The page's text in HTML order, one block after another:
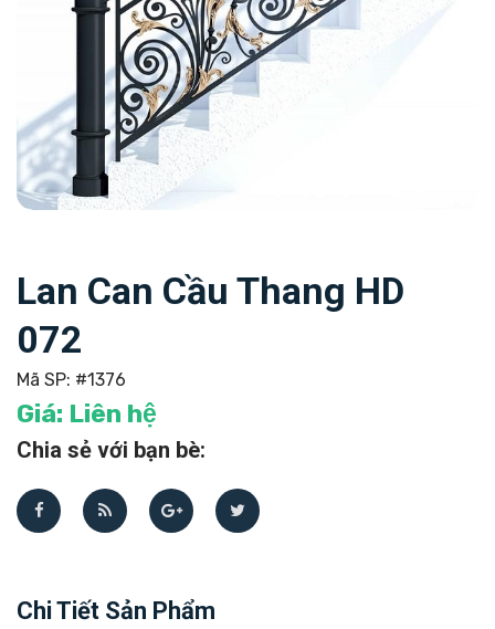
Lan Can Cầu Thang HD
072
Mã SP: #1376
Giá: Liên hệ
Chia sẻ với bạn bè:
Chi Tiết Sản Phẩm